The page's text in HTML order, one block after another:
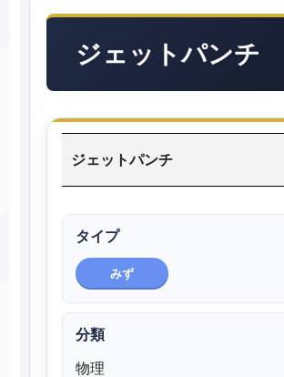
ジェットパンチ
ジェットパンチ
タイプ
みず
分類
物理